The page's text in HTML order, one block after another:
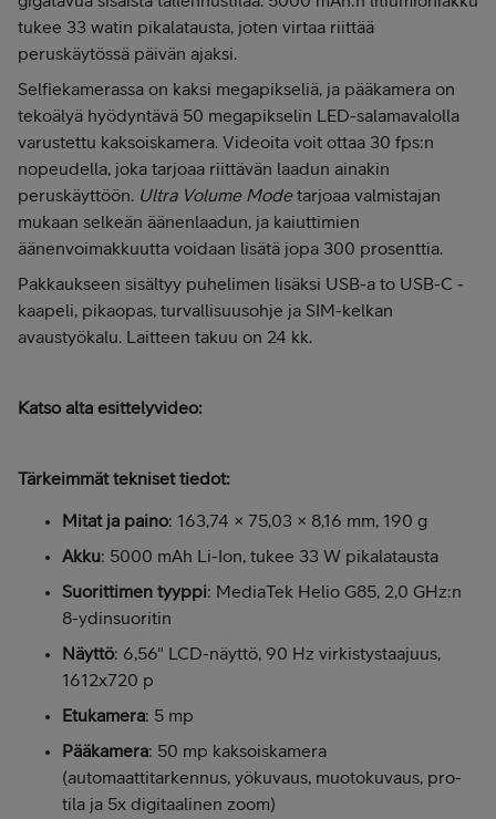
tukee 33 watin pikalatausta, joten virtaa riittää
peruskäytössä päivän ajaksi.
Selfiekamerassa on kaksi megapikseliä, ja pääkamera on
tekoälyä hyödyntävä 50 megapikselin LED-salamavalolla
varustettu kaksoiskamera. Videoita voit ottaa 30 fps:n
nopeudella, joka tarjoaa riittävän laadun ainakin
peruskäyttöön. Ultra Volume Modetarjoaa valmistajan
mukaan selkeän äänenlaadun, ja kaiuttimien
äänenvoimakkuutta voidaan lisätä jopa 300 prosenttia.
Pakkaukseen sisältyy puhelimen lisäksi USB-a to USB-C -
kaapeli, pikaopas, turvallisuusohje ja SIM-kelkan
avaustyökalu. Laitteen takuu on 24 kk.
Katso alta esittelyvideo:
Tärkeimmät tekniset tiedot:
Mitat ja paino: 163,74 × 75,03 × 8,16 mm, 190 g
Akku: 5000 mAh Li-Ion, tukee 33 W pikalatausta
Suorittimen tyyppi: MediaTek Helio G85, 2,0 GHz:n
8-ydinsuoritin
Näyttö: 6,56" LCD-näyttö, 90 Hz virkistystaajuus,
1612x720 p
Etukamera: 5 mp
Pääkamera: 50 mp kaksoiskamera
(automaattitarkennus, yökuvaus, muotokuvaus, pro-
tila ja 5x digitaalinen zoom)